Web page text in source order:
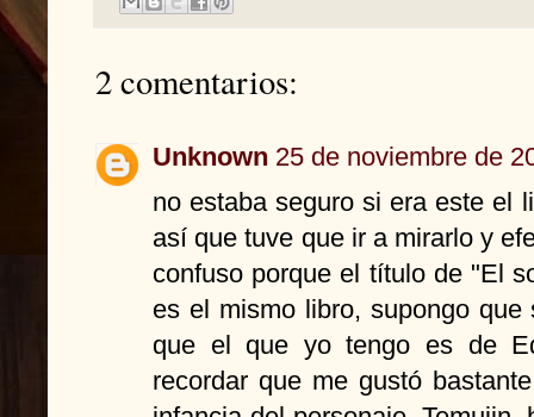
2 comentarios:
Unknown 25 de noviembre de
no estaba seguro si era este el
así que tuve que ir a mirarlo y
confuso porque el título de "El
es el mismo libro, supongo
que el que yo tengo es de
recordar que me gustó